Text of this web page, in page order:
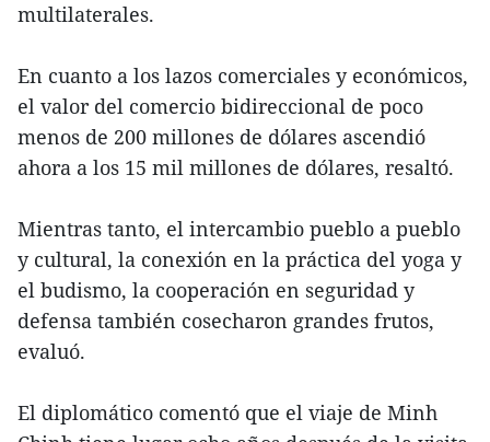
multilaterales.
En cuanto a los lazos comerciales y económicos,
el valor del comercio bidireccional de poco
menos de 200 millones de dólares ascendió
ahora a los 15 mil millones de dólares, resaltó.
Mientras tanto, el intercambio pueblo a pueblo
y cultural, la conexión en la práctica del yoga y
el budismo, la cooperación en seguridad y
defensa también cosecharon grandes frutos,
evaluó.
El diplomático comentó que el viaje de Minh